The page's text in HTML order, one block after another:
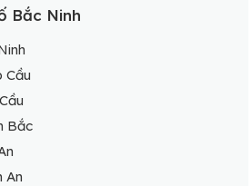
Bắc Ninh
Cầu
Bắc
An